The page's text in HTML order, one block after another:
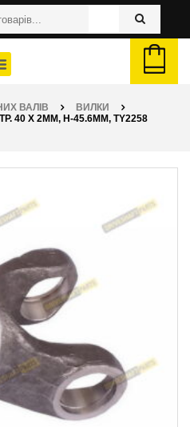
ВАЛІВ
ВИЛКИ
40 X 2ММ, H-45.6ММ, TY2258